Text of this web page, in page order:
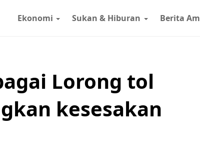
Ekonomi Sukan & Hiburan Berita Am
Lorong tol
kesesakan